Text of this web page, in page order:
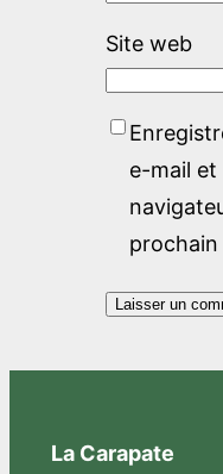
Site web
e-mail et
La Carapate